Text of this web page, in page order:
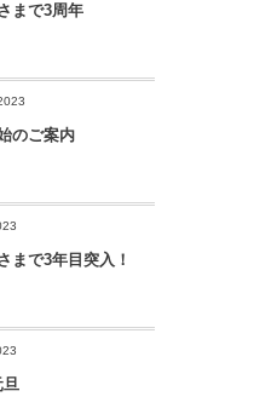
まで3周年
のご案内
まで3年目突入！
旦